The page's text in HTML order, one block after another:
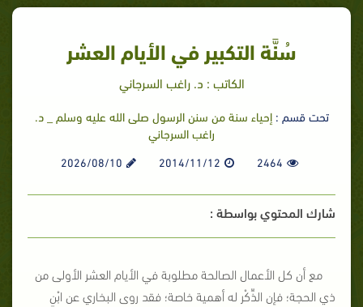
سُنَّة التكبير في الأيام العشر
الكاتب : د. راغب السرجاني
تحت قسم :إحياء سنة من سنن الرسول صلى الله عليه وسلم _ د.
راغب السرجاني
2464
2014/11/12
2026/08/10
شارك المحتوي بواسطة :
مع أن كل الأعمال الصالحة مطلوبة في الأيام العشر الأولى من
ذي الحجة؛ فإن الذِّكْر له أهمية خاصة؛ فقد روى البخاري عن ابْنِ